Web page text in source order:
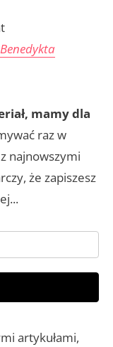
mamy dla
raz w
najnowszymi
że zapiszesz
artykułami,